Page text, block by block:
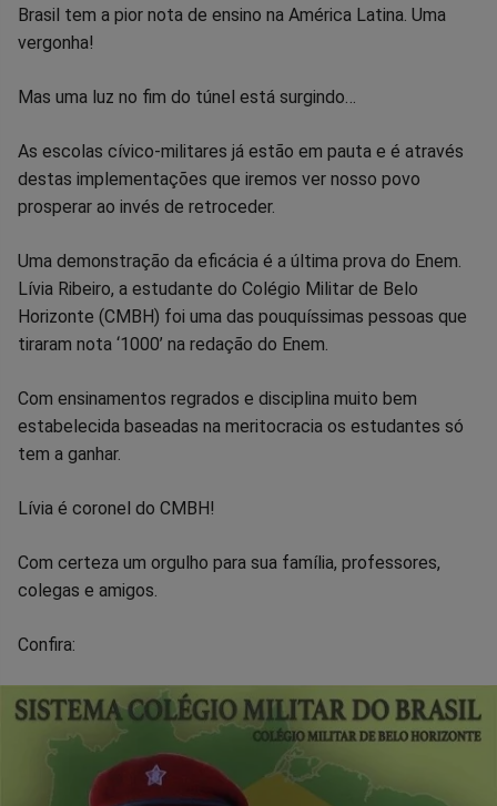
Brasil tem a pior nota de ensino na América Latina. Uma
vergonha!
Mas uma luz no fim do túnel está surgindo…
As escolas cívico-militares já estão em pauta e é através
destas implementações que iremos ver nosso povo
prosperar ao invés de retroceder.
Uma demonstração da eficácia é a última prova do Enem.
Lívia Ribeiro, a estudante do Colégio Militar de Belo
Horizonte (CMBH) foi uma das pouquíssimas pessoas que
tiraram nota ‘1000’ na redação do Enem.
Com ensinamentos regrados e disciplina muito bem
estabelecida baseadas na meritocracia os estudantes só
tem a ganhar.
Lívia é coronel do CMBH!
Com certeza um orgulho para sua família, professores,
colegas e amigos.
Confira: